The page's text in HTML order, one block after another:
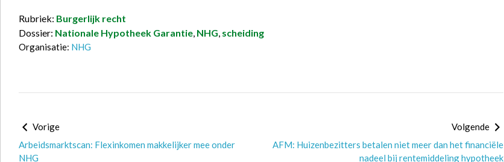
Rubriek: Burgerlijk recht
Dossier: Nationale Hypotheek Garantie, NHG, scheiding
Organisatie: NHG
Vorige
Arbeidsmarktscan: Flexinkomen makkelijker mee onder
NHG
Volgende
AFM: Huizenbezitters betalen niet meer dan het financiële
nadeel bij rentemiddeling hypotheek